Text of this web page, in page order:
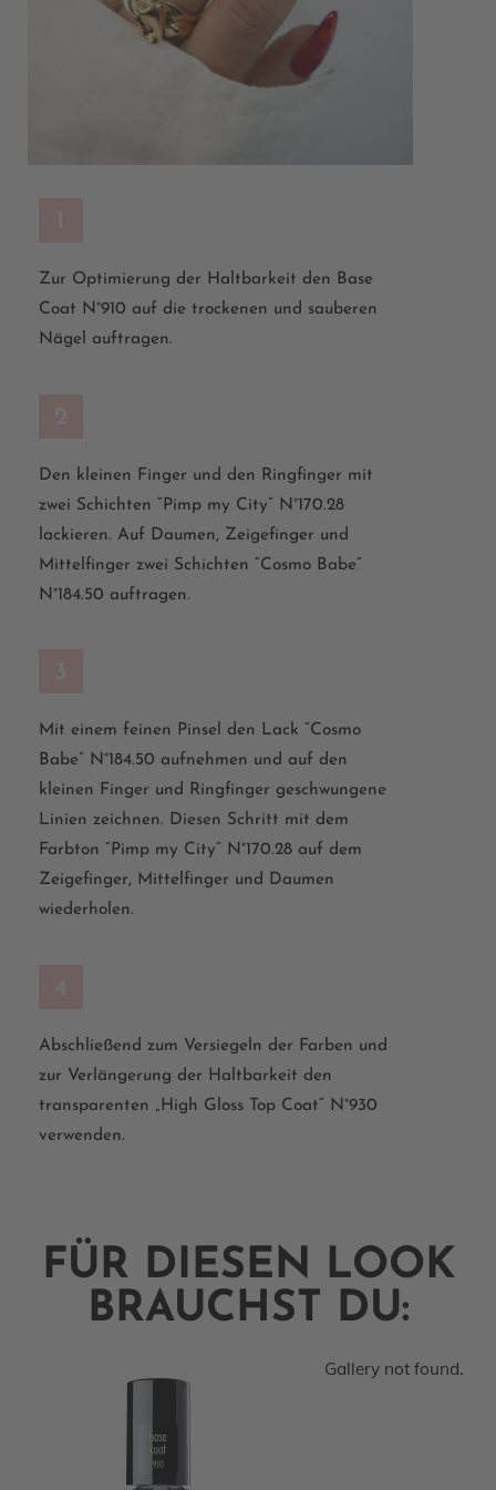
Zur Optimierung der Haltbarkeit den Base
Coat N°910 auf die trockenen und sauberen
Nägel auftragen.
Den kleinen Finger und den Ringfinger mit
zwei Schichten “Pimp my City” N°170.28
lackieren. Auf Daumen, Zeigefinger und
Mittelfinger zwei Schichten “Cosmo Babe”
N°184.50 auftragen.
Mit einem feinen Pinsel den Lack “Cosmo
Babe” N°184.50 aufnehmen und auf den
kleinen Finger und Ringfinger geschwungene
Linien zeichnen. Diesen Schritt mit dem
Farbton “Pimp my City” N°170.28 auf dem
Zeigefinger, Mittelfinger und Daumen
wiederholen.
Abschließend zum Versiegeln der Farben und
zur Verlängerung der Haltbarkeit den
transparenten „High Gloss Top Coat“ N°930
verwenden.
FÜR DIESEN LOOK
BRAUCHST DU:
Gallery not found.